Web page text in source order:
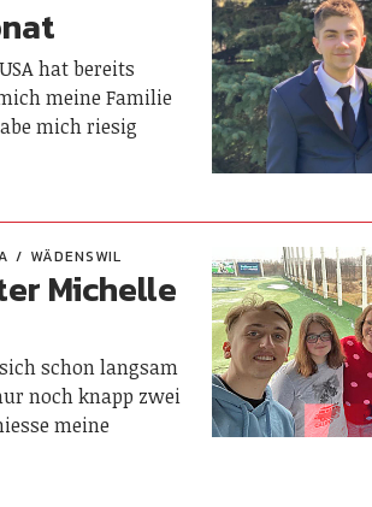
hat bereits
meine Familie
mich riesig
WÄDENSWIL
Michelle
schon langsam
noch knapp zwei
meine